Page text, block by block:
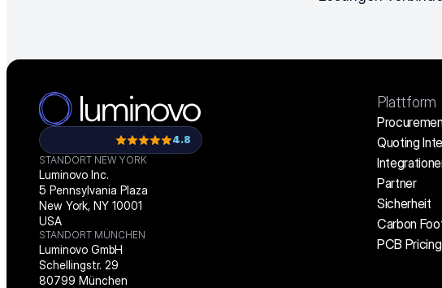
4.8
STANDORT NEW YORK
Luminovo Inc.
5 Pennsylvania Plaza
New York, NY 10001
USA
STANDORT MÜNCHEN
Luminovo GmbH
Schellingstr. 29
80799 München
Plattform
Quoting
Partner
Sicherheit
Carbon
PCB Pricing